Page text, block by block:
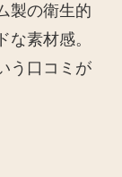
製の衛生的
素材感。
う口コミが